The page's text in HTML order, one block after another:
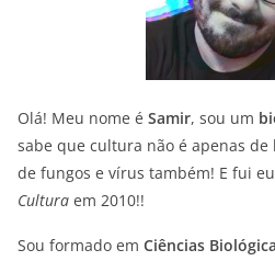
Olá! Meu nome é Samir, sou um
sabe que cultura não é apenas
de fungos e vírus também! E fui
Cultura em 2010!!
Sou formado em Ciências